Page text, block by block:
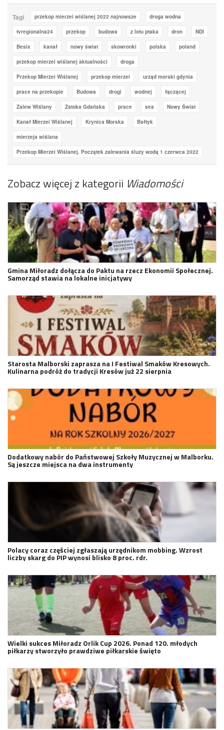
Tagi przekop mierzei wiślanej 2022 najnowsze droga wodna
tvregionalna24 przekop budowa z lotu ptaka dron NDI
Besix kanał nowy świat skowronki polska poland
przekop mierzei wiślanej aktualności droga
Przekop Mierzei Wiślanej przekop mierzei urząd morski gdynia
prace na przekopie Budowa drogi wodnej łączącej
Zalew Wiślany Zatoka Gdańska prace sea Nowy Świat
Kanał Mierzei Wiślanej Krynica Morska Bałtyk
mierzeja wiślana
Przekop Mierzei Wiślanej. Początek zalewania śluzy wodą 1 czerwca 2022
Zobacz więcej z kategorii Wiadomości
Gmina Miłoradz dołącza do Paktu na rzecz Ekonomii Społecznej.
Samorząd stawia na lokalne inicjatywy
Starosta Malborski zaprasza na I Festiwal Smaków Kresowych.
Kulinarna podróż do tradycji Kresów już 22 sierpnia
Dodatkowy nabór do Państwowej Szkoły Muzycznej w Malborku.
Są jeszcze miejsca na dwa instrumenty
Polacy coraz częściej zgłaszają urzędnikom mobbing. Wzrost
liczby skarg do PIP wynosi blisko 8 proc. rdr.
Wielki sukces Miłoradz Orlik Cup 2026. Ponad 120. młodych
piłkarzy stworzyło prawdziwe piłkarskie święto